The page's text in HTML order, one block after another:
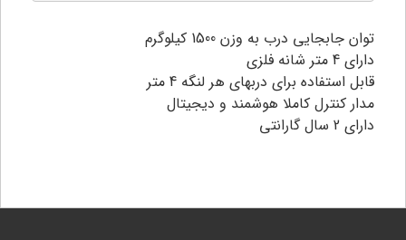
توان جابجایی درب به وزن 1500 کیلوگرم
دارای 4 متر شانه فلزی
قابل استفاده برای دربهای هر لنگه 4 متر
مدار کنترل کاملا هوشمند و دیجیتال
دارای 2 سال گارانتی